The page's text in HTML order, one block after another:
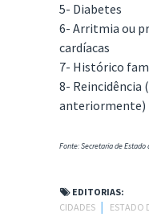
5- Diabetes
6- Arritmia ou
cardíacas
7- Histórico
8- Reincidência
anteriormente)
Fonte: Secretaria de Estado
EDITORIAS:
CIDADES
ESTADO